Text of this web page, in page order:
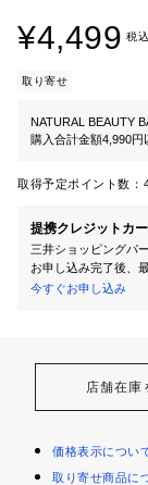
¥4,499 税込
取り寄せ
NATURAL BEAUTY
購入合計金額4,990円
取得予定ポイント数：
提携クレジットカ
三井ショッピングパ
お申し込み完了後、
今すぐお申し込み
店舗在庫
価格表示につい
取り寄せ商品に